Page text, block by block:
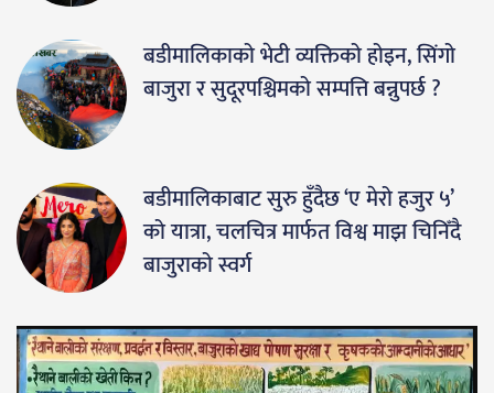
बडीमालिकाको भेटी व्यक्तिको होइन, सिंगो
बाजुरा र सुदूरपश्चिमको सम्पत्ति बन्नुपर्छ ?
बडीमालिकाबाट सुरु हुँदैछ ‘ए मेरो हजुर ५’
को यात्रा, चलचित्र मार्फत विश्व माझ चिनिँदै
बाजुराको स्वर्ग